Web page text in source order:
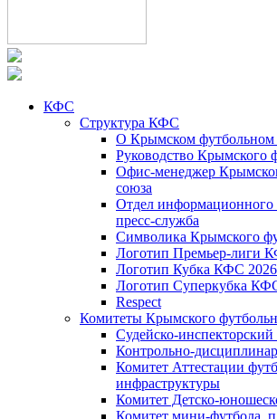
КФС
Структура КФС
О Крымском футбольном
Руководство Крымского
Офис-менеджер
союза
Отдел информационного
пресс-служба
Символика Крымского
Логотип Премьер-лиги
Логотип Кубка КФС 2026
Логотип Суперкубка
Respect
Комитеты Крымского
Судейско-инспекторский
Контрольно-
Комитет Аттестации
инфраструктуры
Комитет Детско-
Комитет мини-футбола,